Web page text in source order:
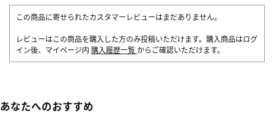
この商品に寄せられたカスタマーレビューはまだありません。
レビューはこの商品を購入した方のみ投稿いただけます。購入商品はログ
イン後、マイページ内 購入履歴一覧 からご確認いただけます。
あなたへのおすすめ